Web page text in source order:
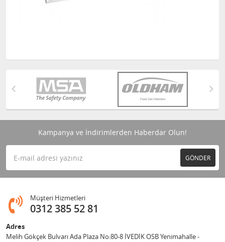
Kampanya ve İndirimlerden Haberdar Olun!
GÖNDER
Müşteri Hizmetleri
0312 385 52 81
Adres
Melih Gökçek Bulvarı Ada Plaza No:80-8 İVEDİK OSB Yenimahalle -